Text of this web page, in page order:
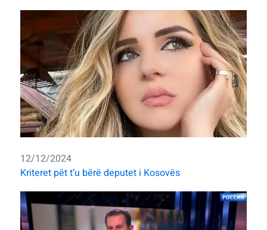
12/12/2024
Kriteret pët t’u bërë deputet i Kosovës